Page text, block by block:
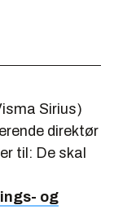
Sirius)
direktør
til: De skal
og